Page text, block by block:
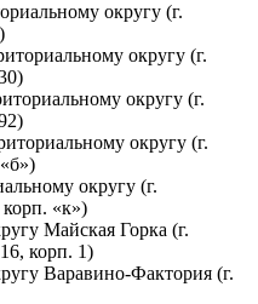
округу (г.
округу (г.
округу (г.
округу (г.
округу (г.
«к»)
Майская Горка (г.
корп. 1)
Варавино-Фактория (г.